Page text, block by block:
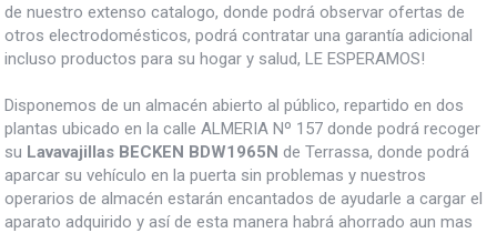
de nuestro extenso catalogo, donde podrá observar ofertas de
otros electrodomésticos, podrá contratar una garantía adicional
incluso productos para su hogar y salud, LE ESPERAMOS!
Disponemos de un almacén abierto al público, repartido en dos
plantas ubicado en la calle ALMERIA Nº 157 donde podrá recoger
su Lavavajillas BECKEN BDW1965N de Terrassa, donde podrá
aparcar su vehículo en la puerta sin problemas y nuestros
operarios de almacén estarán encantados de ayudarle a cargar el
aparato adquirido y así de esta manera habrá ahorrado aun mas